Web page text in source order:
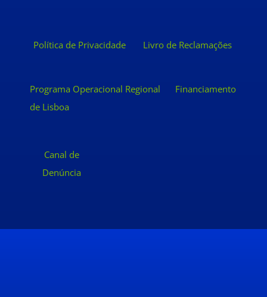
Política de Privacidade
Financiamento
Livro de Reclamações
Canal de
Denúncia
Programa Operacional Regional
de Lisboa